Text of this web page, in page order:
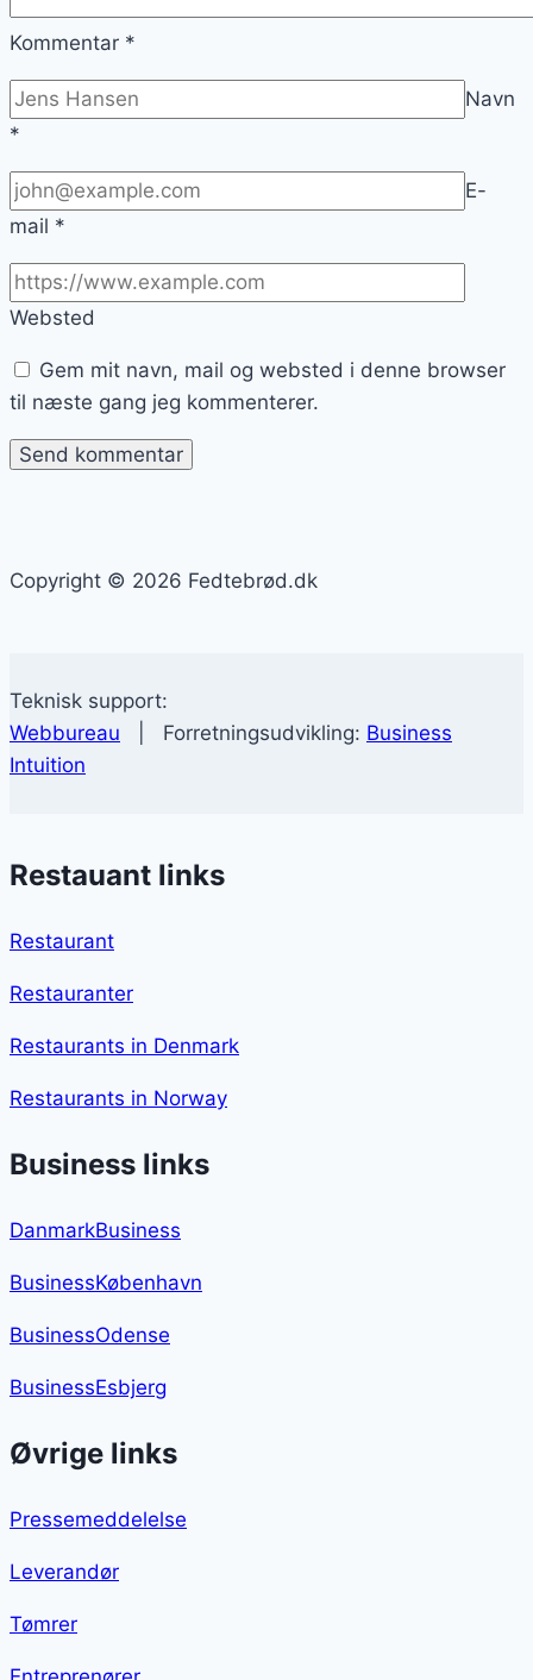
Kommentar *
Navn
*
E-
mail *
Websted
Gem mit navn, mail og websted i denne browser
til næste gang jeg kommenterer.
Copyright © 2026 Fedtebrød.dk
Teknisk support:
Webbureau | Forretningsudvikling: Business
Intuition
Restauant links
Restaurant
Restauranter
Restaurants in Denmark
Restaurants in Norway
Business links
DanmarkBusiness
BusinessKøbenhavn
BusinessOdense
BusinessEsbjerg
Øvrige links
Pressemeddelelse
Leverandør
Tømrer